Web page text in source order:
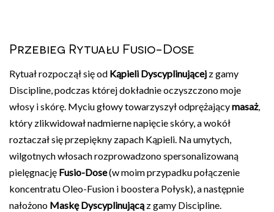
Przebieg Rytuału Fusio-Dose
Rytuał rozpoczął się od Kąpieli Dyscyplinującej z gamy
Discipline, podczas której dokładnie oczyszczono moje
włosy i skórę. Myciu głowy towarzyszył odprężającymasaż,
który zlikwidował nadmierne napięcie skóry, a wokół
roztaczał się przepiękny zapach Kąpieli. Na umytych,
wilgotnych włosach rozprowadzono spersonalizowaną
pielęgnację Fusio-Dose(w moim przypadku połączenie
koncentratu Oleo-Fusion i boostera Połysk), a następnie
nałożono Maskę Dyscyplinującą z gamy Discipline.